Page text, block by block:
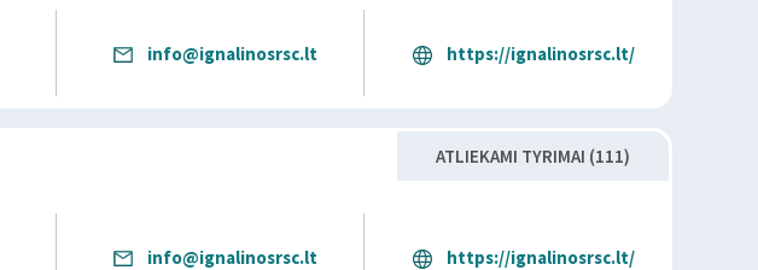
info@ignalinosrsc.lt https://ignalinosrsc.lt/
ATLIEKAMI TYRIMAI (111)
info@ignalinosrsc.lt https://ignalinosrsc.lt/